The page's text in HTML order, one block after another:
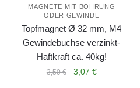
MAGNETE MIT BOHRUNG
ODER GEWINDE
Topfmagnet Ø 32 mm, M4
Gewindebuchse verzinkt-
Haftkraft ca. 40kg!
3,50€
Ursprünglicher
3,07 €Aktueller